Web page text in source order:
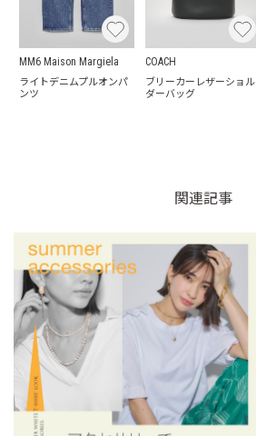
MM6 Maison Margiela
ライトデニムプルオンパ
ンツ
COACH
ブリーカーレザーショル
ダーバッグ
関連記事